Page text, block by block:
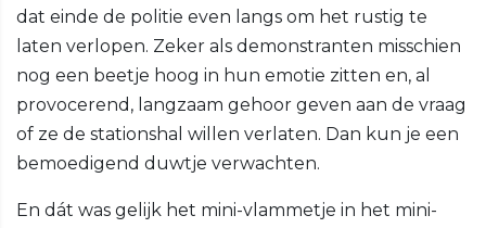
dat einde de politie even langs om het rustig te
laten verlopen. Zeker als demonstranten misschien
nog een beetje hoog in hun emotie zitten en, al
provocerend, langzaam gehoor geven aan de vraag
of ze de stationshal willen verlaten. Dan kun je een
bemoedigend duwtje verwachten.
En dát was gelijk het mini-vlammetje in het mini-